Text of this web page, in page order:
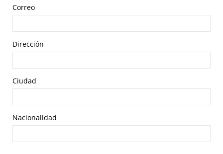
Correo
Dirección
Ciudad
Nacionalidad